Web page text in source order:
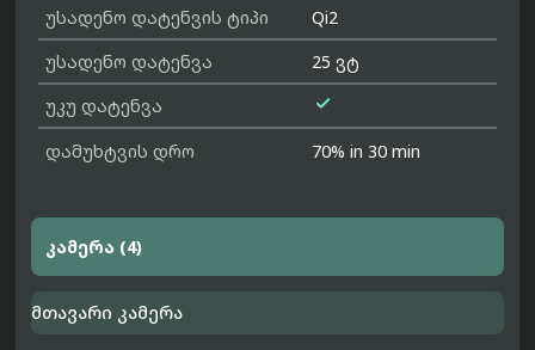
უსადენო დატენვის ტიპი
Qi2
უსადენო დატენვა
25 ვტ
უკუ დატენვა

დამუხტვის დრო 70% in 30 min
კამერა (4)
მთავარი კამერა